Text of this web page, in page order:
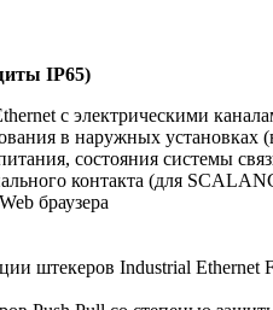
IP65)
с электрическими
в наружных установках
состояния системы
контакта (для
браузера
штекеров Industrial Ethernet